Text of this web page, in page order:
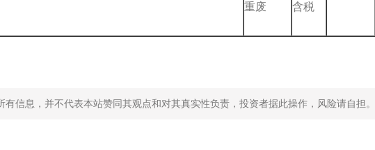
重废
含税
有信息，并不代表本站赞同其观点和对其真实性负责，投资者据此操作，风险请自担。